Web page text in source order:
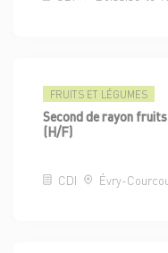
FRUITS ET LÉGUMES
Second de rayon
(H/F)
CDI Évry-